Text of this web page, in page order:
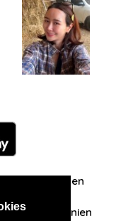
Erfahrungen